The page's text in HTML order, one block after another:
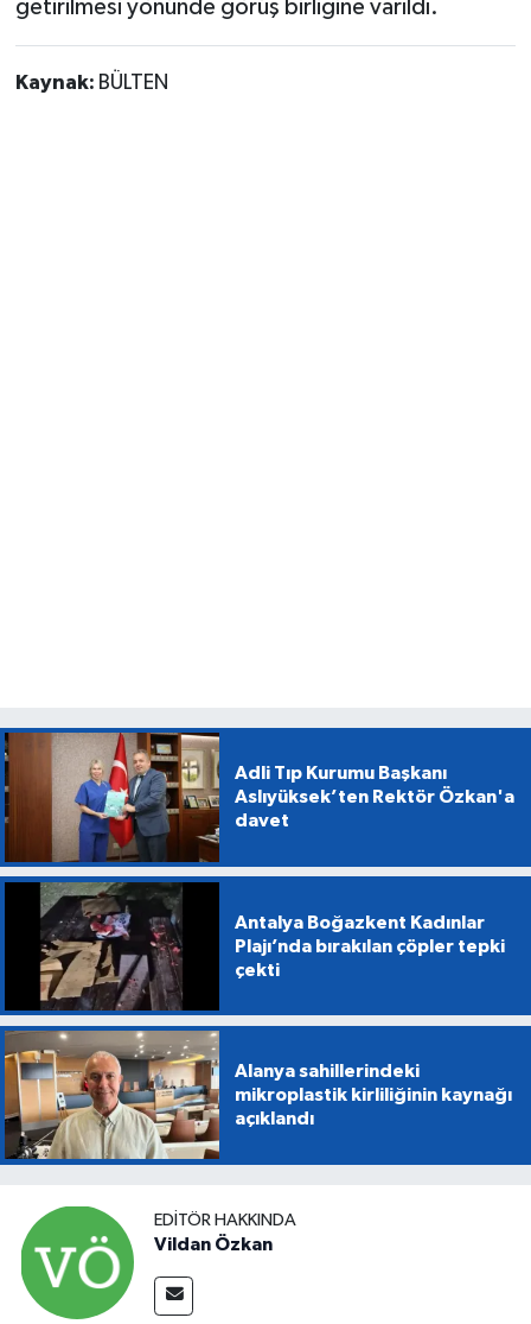
getirilmesi yönünde görüş birliğine varıldı.
Kaynak: BÜLTEN
Adli Tıp Kurumu Başkanı
Aslıyüksek’ten Rektör Özkan'a
davet
Antalya Boğazkent Kadınlar
Plajı’nda bırakılan çöpler tepki
çekti
Alanya sahillerindeki
mikroplastik kirliliğinin kaynağı
açıklandı
EDITÖR HAKKINDA
Vildan Özkan